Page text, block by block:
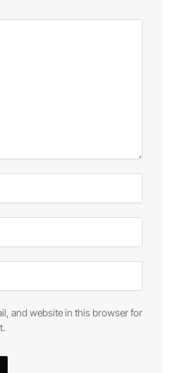
and website in this browser for